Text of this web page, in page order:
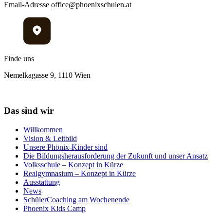
Email-Adresse office@phoenixschulen.at
Finde uns
Nemelkagasse 9, 1110 Wien
Das sind wir
Willkommen
Vision & Leitbild
Unsere Phönix-Kinder sind
Die Bildungsherausforderung der Zukunft und unser Ansatz
Volksschule – Konzept in Kürze
Realgymnasium – Konzept in Kürze
Ausstattung
News
SchülerCoaching am Wochenende
Phoenix Kids Camp